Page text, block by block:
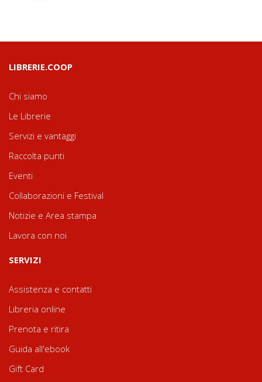
LIBRERIE.COOP
Chi siamo
Le Librerie
Servizi e vantaggi
Raccolta punti
Eventi
Collaborazioni e Festival
Notizie e Area stampa
Lavora con noi
SERVIZI
Assistenza e contatti
Libreria online
Prenota e ritira
Guida all'ebook
Gift Card